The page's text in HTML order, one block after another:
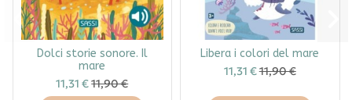
Dolci storie sonore. Il
mare
11,31 €11,90 €
Libera i colori del mare
11,31 €11,90 €